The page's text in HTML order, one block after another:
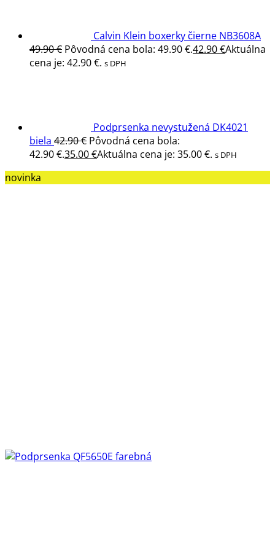
Calvin Klein boxerky čierne NB3608A
49.90€ Pôvodná cena bola: 49.90 €.42.90€Aktuálna
cena je: 42.90 €. s DPH
Podprsenka nevystužená DK4021
biela 42.90€ Pôvodná cena bola:
42.90 €.35.00€Aktuálna cena je: 35.00 €. s DPH
novinka